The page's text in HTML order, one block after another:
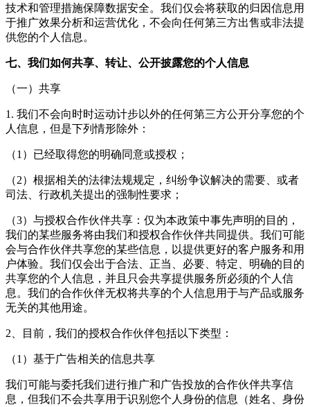
技术和管理措施保障数据安全。我们仅会将获取的归因信息用
于推广效果分析和运营优化，不会向任何第三方出售或非法提
供您的个人信息。
七、我们如何共享、转让、公开披露您的个人信息
（一）共享
1. 我们不会向时时运动计步以外的任何第三方公开分享您的个
人信息，但是下列情形除外：
（1）已经取得您的明确同意或授权；
（2）根据相关的法律法规规定，纠纷争议解决的需要、或者
司法、行政机关提出的强制性要求；
（3）与授权合作伙伴共享：仅为本政策中事先声明的目的，
我们的某些服务将由我们和授权合作伙伴共同提供。我们可能
会与合作伙伴共享您的某些信息，以提供更好的客户服务和用
户体验。我们仅会出于合法、正当、必要、特定、明确的目的
共享您的个人信息，并且只会共享提供服务所必须的个人信
息。我们的合作伙伴无权将共享的个人信息用于与产品或服务
无关的其他用途。
2、目前，我们的授权合作伙伴包括以下类型：
（1）基于广告相关的信息共享
我们可能与委托我们进行推广和广告投放的合作伙伴共享信
息，但我们不会共享用于识别您个人身份的信息（姓名、身份